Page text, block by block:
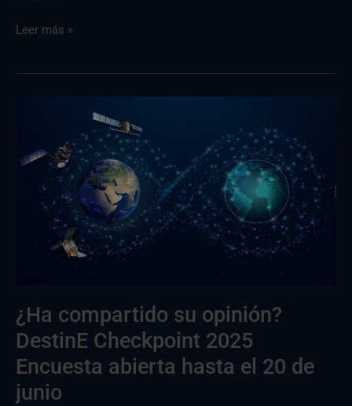
Leer más »
¿Ha compartido su opinión?
DestinE Checkpoint 2025
Encuesta abierta hasta el 20 de
junio
opinión?
Encuesta
DestinE
20
de
junio